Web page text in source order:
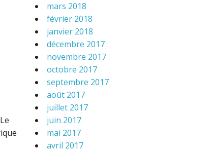
mars 2018
février 2018
janvier 2018
décembre 2017
novembre 2017
octobre 2017
septembre 2017
août 2017
juillet 2017
juin 2017
mai 2017
avril 2017